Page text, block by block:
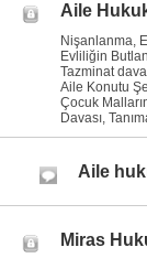
Aile
Nişanlanma,
Evliliğin
Tazminat
Aile Konutu
Çocuk
Davası,
Aile
Miras